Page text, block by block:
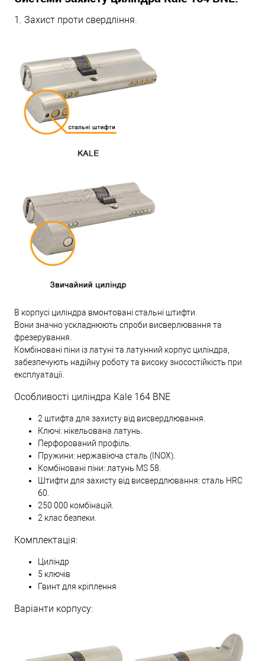
1. Захист проти свердління.
В корпусі циліндра вмонтовані стальні штифти.
Вони значно ускладнюють спроби висверлювання та
фрезерування.
Комбіновані піни із латуні та латунний корпус циліндра,
забезпечують надійну роботу та високу зносостійкість при
експлуатації.
Особливості циліндра Kale 164 BNE
2 штифта для захисту від висвердлювання.
Ключі: нікельована латунь.
Перфорований профіль.
Пружини: нержавіюча сталь (INOX).
Комбіновані піни: латунь MS 58.
Штифти для захисту від висвердлювання: сталь HRC
60.
250 000 комбінацій.
2 клас безпеки.
Комплектація:
Циліндр
5 ключів
Гвинт для кріплення
Варіанти корпусу: